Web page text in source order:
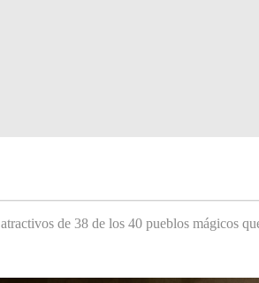
de 38 de los 40 pueblos mágicos